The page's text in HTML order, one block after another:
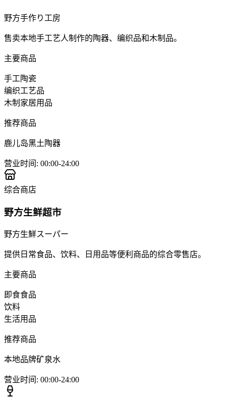
野方手作り工房
售卖本地手工艺人制作的陶器、编织品和木制品。
主要商品
手工陶瓷
编织工艺品
木制家居用品
推荐商品
鹿儿岛黑土陶器
营业时间 : 00:00-24:00
综合商店
野方生鲜超市
野方生鮮スーパー
提供日常食品、饮料、日用品等便利商品的综合零售店。
主要商品
即食食品
饮料
生活用品
推荐商品
本地品牌矿泉水
营业时间 : 00:00-24:00